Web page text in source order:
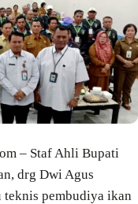
– Staf Ahli Bupati
drg Dwi Agus
teknis pembudiya ikan